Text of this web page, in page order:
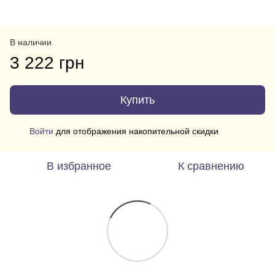
В наличии
3 222 грн
Купить
Войти для отображения накопительной скидки
В избранное К сравнению